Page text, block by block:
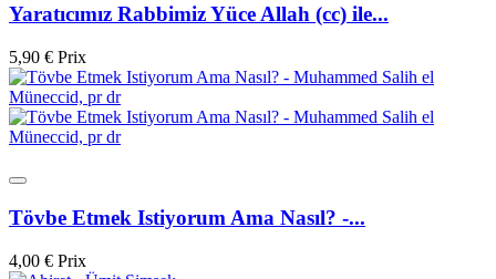
Yaratıcımız Rabbimiz Yüce Allah (cc) ile...
5,90 € Prix
Tövbe Etmek Istiyorum Ama Nasıl? -...
4,00 € Prix